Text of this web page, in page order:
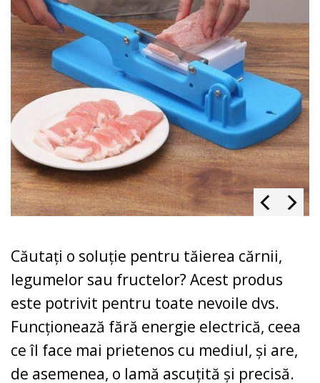
Căutați o soluție pentru tăierea cărnii,
legumelor sau fructelor? Acest produs
este potrivit pentru toate nevoile dvs.
Funcționează fără energie electrică, ceea
ce îl face mai prietenos cu mediul, și are,
de asemenea, o lamă ascuțită și precisă.